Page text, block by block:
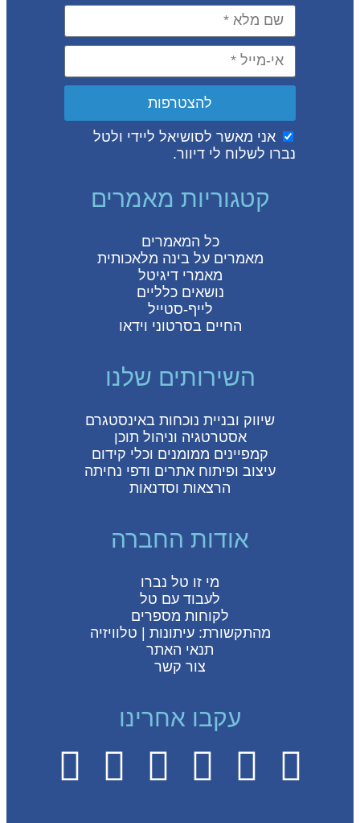
אני מאשר לסושיאל ליידי ולטל
נברו לשלוח לי דיוור.
להצטרפות
קטגוריות מאמרים
כל המאמרים
מאמרים עלבינה מלאכותית
מאמרי דיגיטל
נושאים כלליים
לייף-סטייל
החיים בסרטוני וידאו
השירותים שלנו
שיווק ובניית נוכחות באינסטגרם
אסטרטגיה וניהול תוכן
קמפיינים ממומנים וכלי קידום
עיצוב ופיתוח אתרים ודפי נחיתה
הרצאות וסדנאות
אודות החברה
מי זו טל נברו
לעבוד עם טל
לקוחות מספרים
מהתקשורת:עיתונות|טלוויזיה
תנאי האתר
צור קשר
עקבו אחרינו